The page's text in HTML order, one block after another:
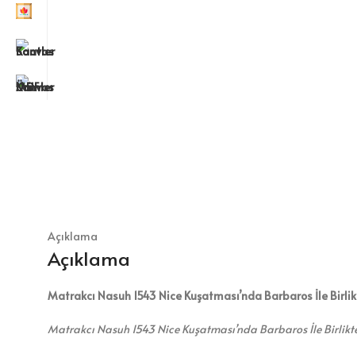
Açıklama
Açıklama
Matrakcı Nasuh 1543 Nice Kuşatması’nda Barbaros İle
Matrakcı Nasuh 1543 Nice Kuşatması’nda Barbaros İle